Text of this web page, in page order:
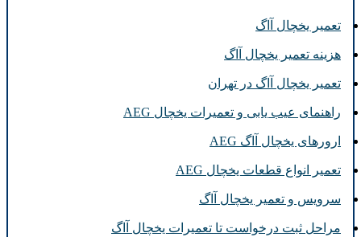
تعمیر یخچال آاگ
هزینه تعمیر یخچال آاگ
تعمیر یخچال آاگ در تهران
راهنمای عیب یابی و تعمیرات یخچال AEG
ارورهای یخچال آاگ AEG
تعمیر انواع قطعات یخچال AEG
سرویس و تعمیر یخچال آاگ
مراحل ثبت درخواست تا تعمیرات یخچال آاگ